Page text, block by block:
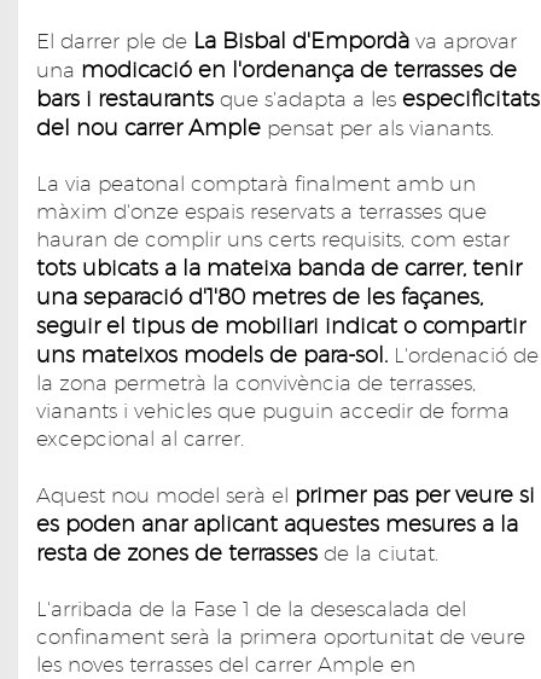
El darrer ple de La Bisbal d'Empordà va aprovar
una modicació en l'ordenança de terrasses de
bars i restaurants que s'adapta a les especificitats
del nou carrer Ample pensat per als vianants.
La via peatonal comptarà finalment amb un
màxim d'onze espais reservats a terrasses que
hauran de complir uns certs requisits, com estar
tots ubicats a la mateixa banda de carrer, tenir
una separació d'1'80 metres de les façanes,
seguir el tipus de mobiliari indicat o compartir
uns mateixos models de para-sol. L'ordenació de
la zona permetrà la convivència de terrasses,
vianants i vehicles que puguin accedir de forma
excepcional al carrer.
Aquest nou model serà el primer pas per veure si
es poden anar aplicant aquestes mesures a la
resta de zones de terrasses de la ciutat.
L'arribada de la Fase 1 de la desescalada del
confinament serà la primera oportunitat de veure
les noves terrasses del carrer Ample en